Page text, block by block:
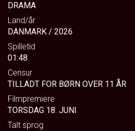
DRAMA
Land/år
DANMARK / 2026
Spilletid
01:48
Censur
TILLADT FOR BØRN OVER 11 ÅR
Filmpremiere
TORSDAG 18. JUNI
Talt sprog